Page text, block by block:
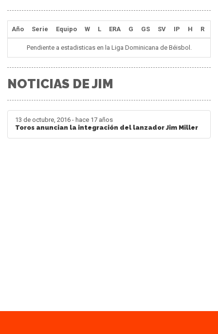
Año Serie Equipo W L ERA G GS SV IP H R
Pendiente a estadisticas en la Liga Dominicana de Béisbol.
NOTICIAS DE JIM
13 de octubre, 2016 - hace 17 años
Toros anuncian la integración del lanzador Jim Miller